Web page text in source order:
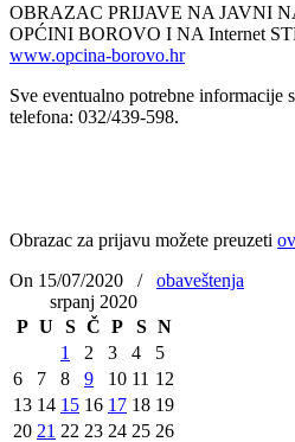
OBRAZAC PRIJAVE NA JAVNI
OPĆINI BOROVO I NA Internet
www.opcina-borovo.hr
Sve eventualno potrebne informacije
telefona: 032/439-598.
Obrazac za prijavu možete preuzeti
On 15/07/2020
/
obaveštenja
srpanj 2020
P U S Č P S N
1
2 3 4
5
6
7 8 9 10 11 12
13 14 15 16 17 18 19
20 21 22 23 24 25 26